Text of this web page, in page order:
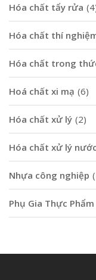
Hóa chất tẩy rửa
Hóa chất thí
Hóa chất trong
Hoá chất xi mạ (6)
Hóa chất xử lý (2)
Hóa chất xử lý nước
Nhựa công nghiệp
Phụ Gia Thực Phẩm